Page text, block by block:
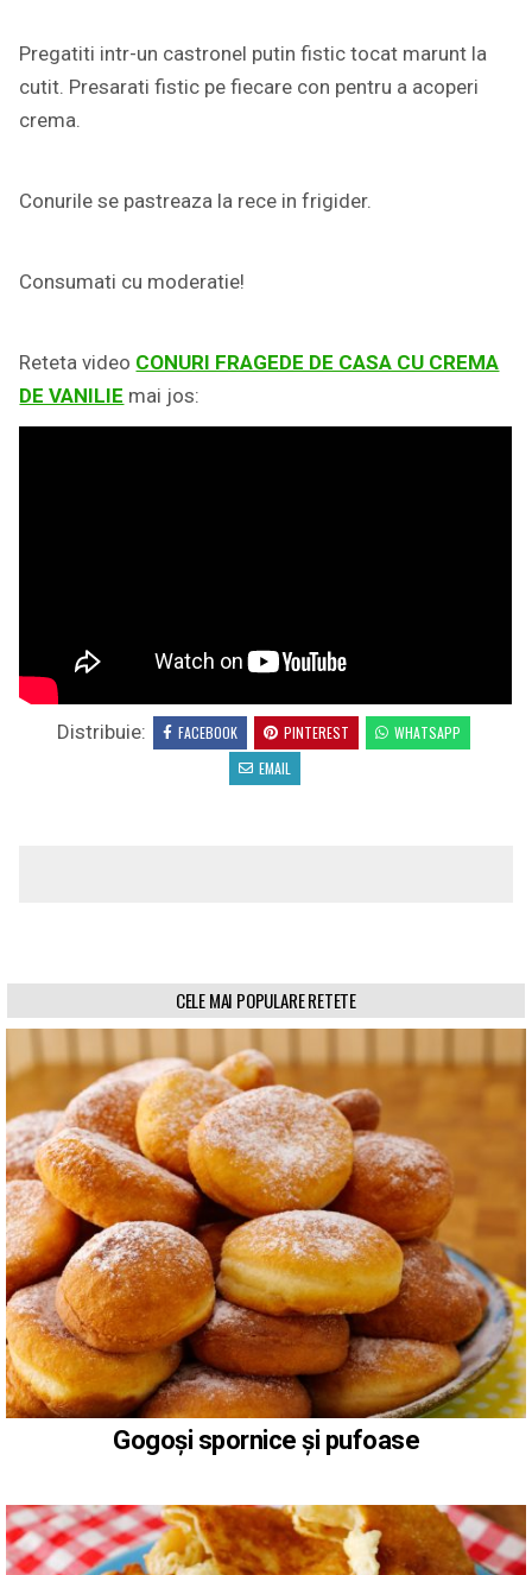
Pregatiti intr-un castronel putin fistic tocat marunt la
cutit. Presarati fistic pe fiecare con pentru a acoperi
crema.
Conurile se pastreaza la rece in frigider.
Consumati cu moderatie!
Reteta video CONURI FRAGEDE DE CASA CU CREMA
DE VANILIE mai jos:
Distribuie: FACEBOOK PINTEREST
WHATSAPP
EMAIL
CELE MAI POPULARE RETETE
Gogoși spornice și pufoase